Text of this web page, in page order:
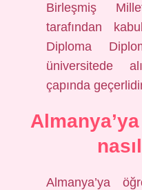
Birleşmiş
tarafından
Diploma
üniversitede
çapında
Almanya’ya